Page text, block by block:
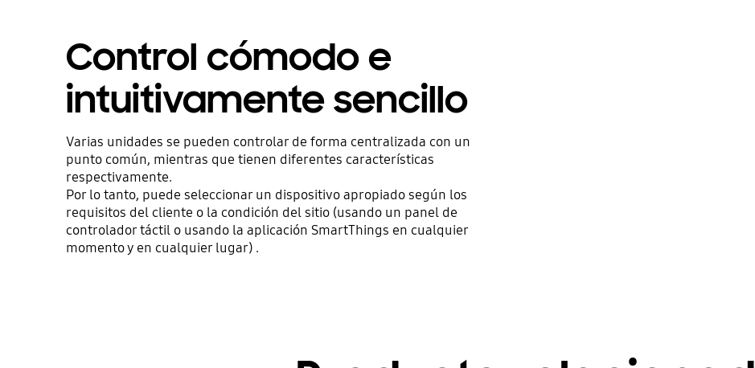
Control cómodo e
intuitivamente sencillo
Varias unidades se pueden controlar de forma centralizada con un
punto común, mientras que tienen diferentes características
respectivamente.
Por lo tanto, puede seleccionar un dispositivo apropiado según los
requisitos del cliente o la condición del sitio (usando un panel de
controlador táctil o usando la aplicación SmartThings en cualquier
momento y en cualquier lugar) .